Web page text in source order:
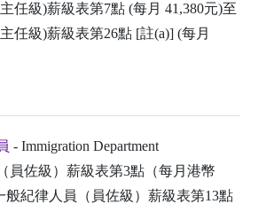
任級)薪級表第7點 (每月 41,380元)至
任級)薪級表第26點 [註(a)] (每月
- Immigration Department
員佐級）薪級表第3點（每月港幣
般紀律人員（員佐級）薪級表第13點